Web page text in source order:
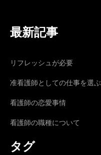
最新記事
リフレッシュが必要
准看護師としての仕事を選ぶ
看護師の恋愛事情
看護師の職種について
タグ